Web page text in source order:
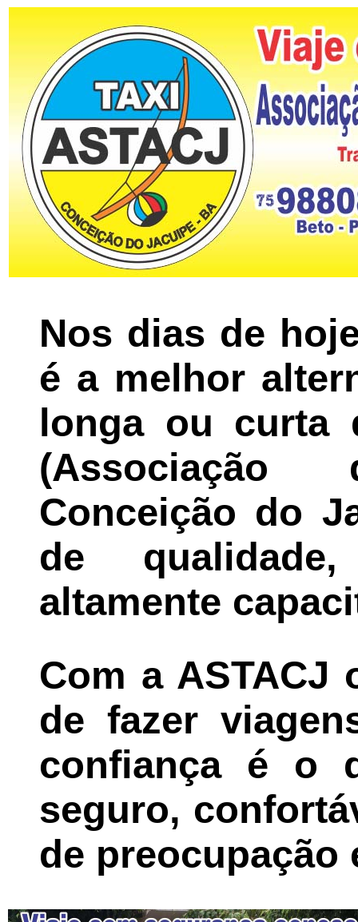
Nos dias de
é a melhor
longa ou curta
Conceição do
de
altamente
Com a ASTACJ
de fazer
confiança é o
seguro,
de preocupação